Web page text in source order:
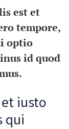
est et
tempore,
optio
id quod
iusto
qui